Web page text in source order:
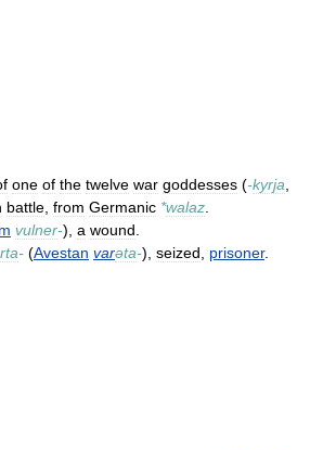
one of the twelve war goddesses (-kyrja
battle from Germanic *walaz
vulner-), a wound
- (Avestan varəta-), seized prisoner.